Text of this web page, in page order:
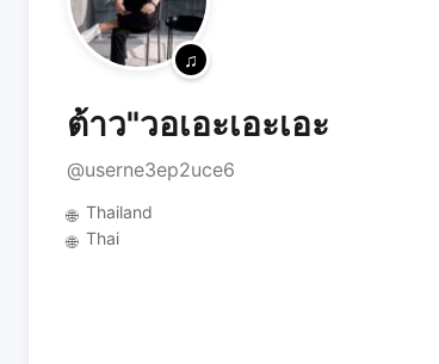
ต้าว"วอเอะเอะเอะ
@userne3ep2uce6
🌐 Thailand
🌐 Thai